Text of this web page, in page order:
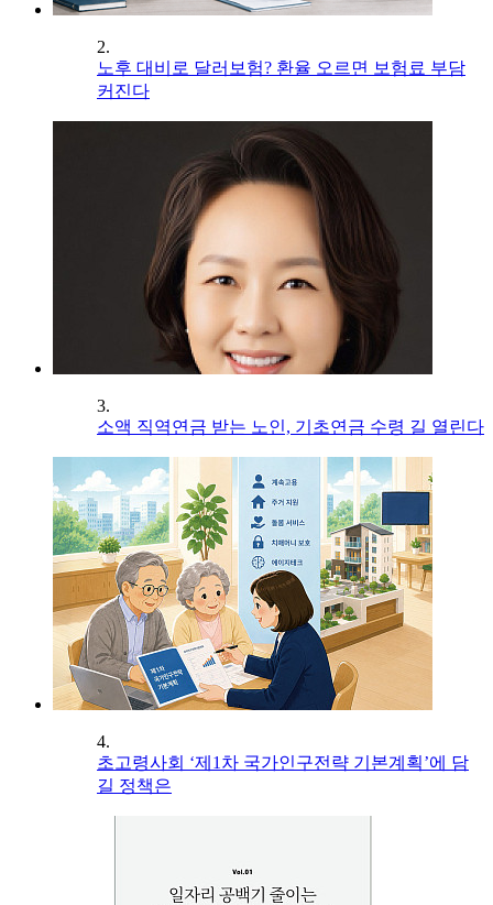
2.
노후 대비로 달러보험? 환율 오르면 보험료 부담
커진다
3.
소액 직역연금 받는 노인, 기초연금 수령 길 열린다
4.
초고령사회 ‘제1차 국가인구전략 기본계획’에 담
길 정책은